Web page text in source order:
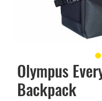
Olympus
Backpack
Skip
beginning